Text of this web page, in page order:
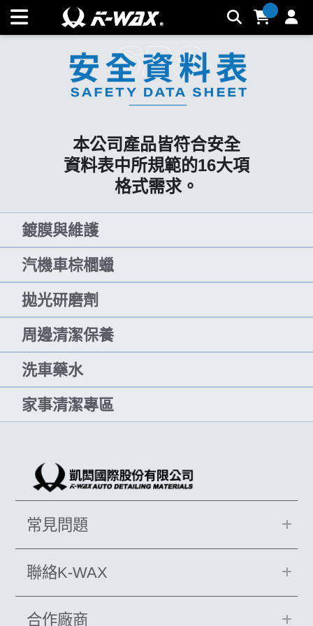
SDS安全資料表 | K-WAX台灣汽車美容材料
本公司產品皆符合安全
資料表中所規範的16大項
格式需求。
鍍膜與維護
汽機車棕櫚蠟
拋光研磨劑
周邊清潔保養
洗車藥水
家事清潔專區
常見問題
聯絡K-WAX
合作廠商